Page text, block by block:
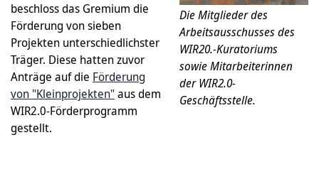
Die Mitglieder des
Arbeitsausschusses des
WIR20.-Kuratoriums
sowie Mitarbeiterinnen
der WIR2.0-
Geschäftsstelle.
beschloss das Gremium die
Förderung von sieben
Projekten unterschiedlichster
Träger. Diese hatten zuvor
Anträge auf die Förderung
von "Kleinprojekten"aus dem
WIR2.0-Förderprogramm
gestellt.